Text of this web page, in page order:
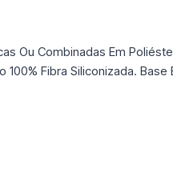
Ou Combinadas Em
Fibra Siliconizada. Base